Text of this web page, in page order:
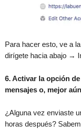
Para hacer esto, ve a
dirígete hacia abajo →
6. Activar la opción
mensajes o, mejor
¿Alguna vez enviaste
horas después?